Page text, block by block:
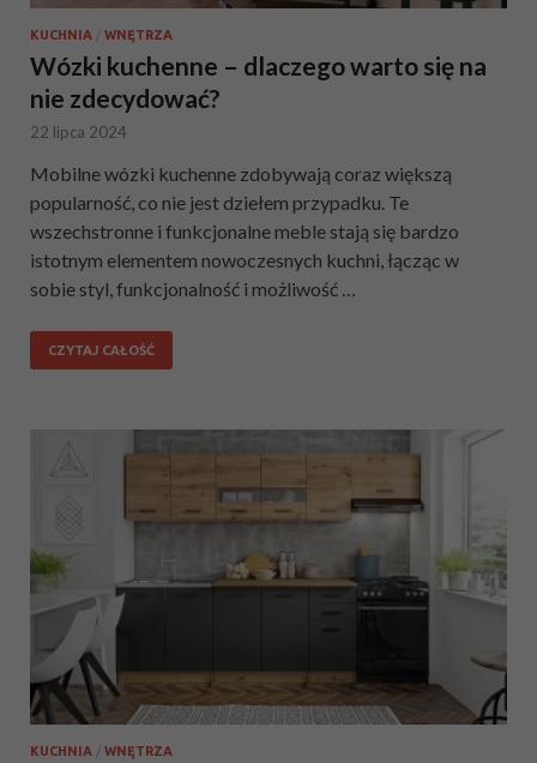
KUCHNIA / WNĘTRZA
Wózki kuchenne – dlaczego warto się na
nie zdecydować?
22 lipca 2024
Mobilne wózki kuchenne zdobywają coraz większą
popularność, co nie jest dziełem przypadku. Te
wszechstronne i funkcjonalne meble stają się bardzo
istotnym elementem nowoczesnych kuchni, łącząc w
sobie styl, funkcjonalność i możliwość …
CZYTAJ CAŁOŚĆ
KUCHNIA / WNĘTRZA